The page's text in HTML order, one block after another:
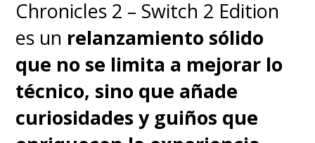
en Netflix.
Chronicles 2 – Switch 2 Edition
es un relanzamiento sólido
que no se limita a mejorar lo
técnico, sino que añade
curiosidades y guiños que